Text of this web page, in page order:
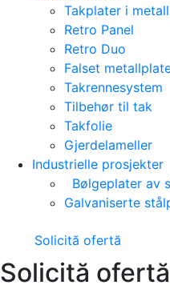
Takplater i metall
Retro Panel
Retro Duo
Falset
Takrennesystem
Tilbehør til tak
Takfolie
Gjerdelameller
Industrielle prosjekter
Bølgeplater av
Galvaniserte
Solicită ofertă
Solicită ofertă